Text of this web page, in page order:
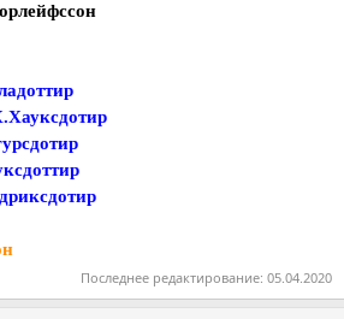
Последнее редактирование: 05.04.2020